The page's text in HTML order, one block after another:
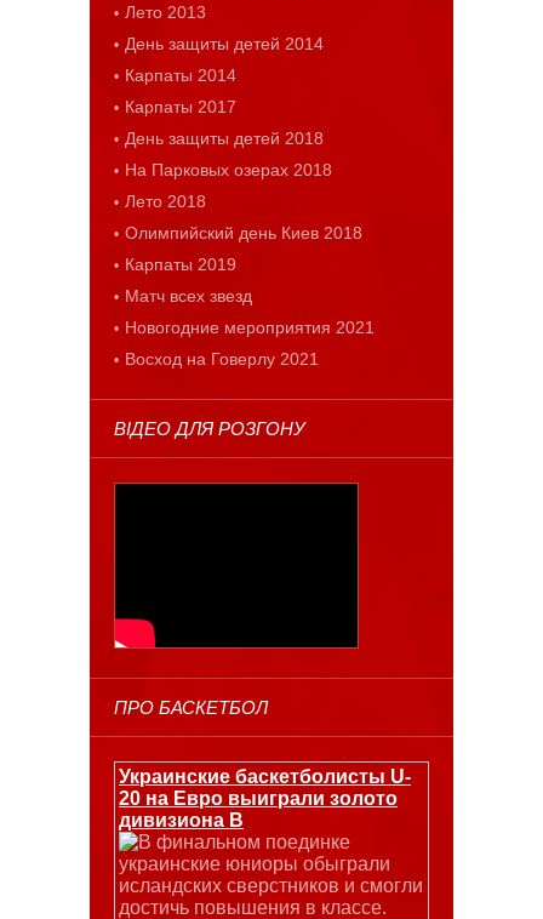
Лето 2013
День защиты детей 2014
Карпаты 2014
Карпаты 2017
День защиты детей 2018
На Парковых озерах 2018
Лето 2018
Олимпийский день Киев 2018
Карпаты 2019
Матч всех звезд
Новогодние мероприятия 2021
Восход на Говерлу 2021
ВІДЕО ДЛЯ РОЗГОНУ
ПРО БАСКЕТБОЛ
Украинские баскетболисты U-
20 на Евро выиграли золото
дивизиона В
В финальном поединке
украинские юниоры обыграли
исландских сверстников и смогли
достичь повышения в классе.